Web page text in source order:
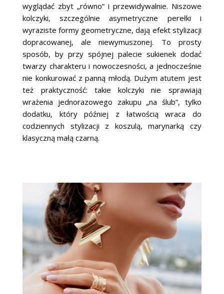
wyglądać zbyt „równo” i przewidywalnie. Niszowe
kolczyki, szczególnie asymetryczne perełki i
wyraziste formy geometryczne, dają efekt stylizacji
dopracowanej, ale niewymuszonej. To prosty
sposób, by przy spójnej palecie sukienek dodać
twarzy charakteru i nowoczesności, a jednocześnie
nie konkurować z panną młodą. Dużym atutem jest
też praktyczność: takie kolczyki nie sprawiają
wrażenia jednorazowego zakupu „na ślub”, tylko
dodatku, który później z łatwością wraca do
codziennych stylizacji z koszulą, marynarką czy
klasyczną małą czarną.